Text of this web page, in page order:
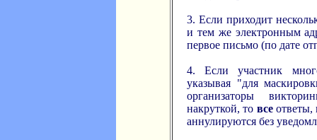
3. Если приходит
и тем же электронным
первое письмо (по дате
4. Если участник
указывая "для
организаторы
накруткой, то всеответы,
аннулируются без